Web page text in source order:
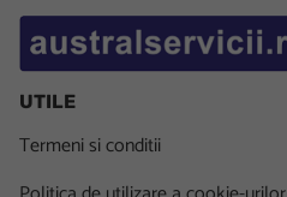
UTILE
Termeni si conditii